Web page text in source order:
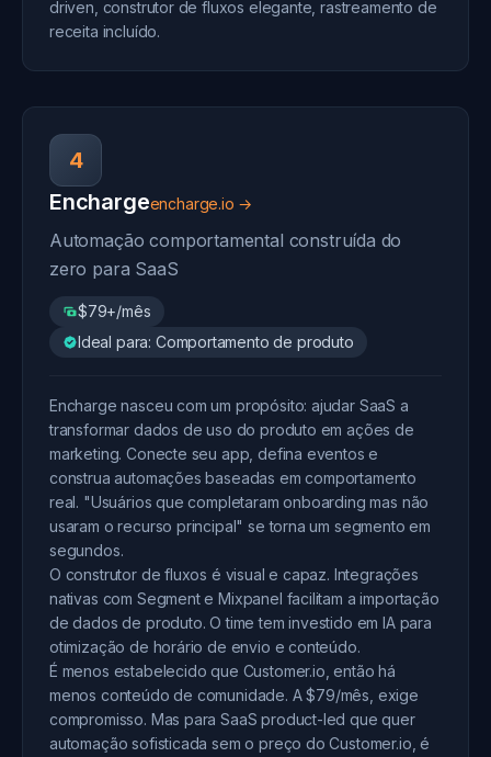
driven, construtor de fluxos elegante, rastreamento de
receita incluído.
4
Enchargeencharge.io →
Automação comportamental construída do
zero para SaaS
$79+/mês
Ideal para: Comportamento de produto
Encharge nasceu com um propósito: ajudar SaaS a
transformar dados de uso do produto em ações de
marketing. Conecte seu app, defina eventos e
construa automações baseadas em comportamento
real. "Usuários que completaram onboarding mas não
usaram o recurso principal" se torna um segmento em
segundos.
O construtor de fluxos é visual e capaz. Integrações
nativas com Segment e Mixpanel facilitam a importação
de dados de produto. O time tem investido em IA para
otimização de horário de envio e conteúdo.
É menos estabelecido que Customer.io, então há
menos conteúdo de comunidade. A $79/mês, exige
compromisso. Mas para SaaS product-led que quer
automação sofisticada sem o preço do Customer.io, é